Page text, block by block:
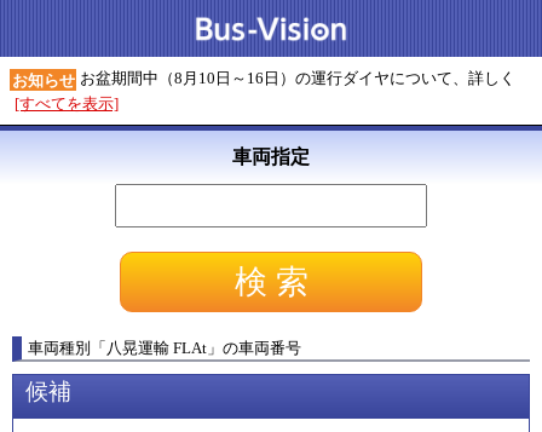
お知らせ お盆期間中（8月10日～16日）の運行ダイヤについて、詳しく
[すべてを表示]
車両指定
車両種別 「 八晃運輸 FLAt 」 の車両番号
候補